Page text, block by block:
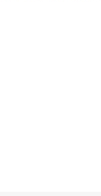
本文将深入探讨选